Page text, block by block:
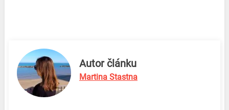
Autor článku
Martina Stastna